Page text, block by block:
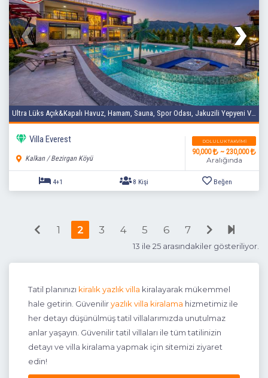
2+1 4 Kişi Beğen
2+1 4 Kişi
Villa Everest
Kalkan / Bezirgan Köyü
DOLULUK TAKVIMI
90,000 ~ 230,000
Aralığında
1 2 3 4 5 6 7
13 ile 25 arasındakiler gösteriliyor.
Tatil planınızı kiralık yazlık villa kiralayarak mükemmel
hale getirin. Güveniliryazlık villa kiralama hizmetimiz ile
her detayı düşünülmüş tatil villalarımızda unutulmaz
anlar yaşayın. Güvenilir tatil villaları ile tüm tatilinizin
detayı ve villa kiralama yapmak için sitemizi ziyaret
edin!